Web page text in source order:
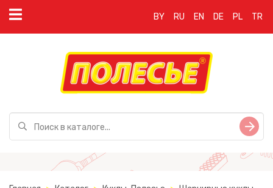
BY RU EN DE PL TR